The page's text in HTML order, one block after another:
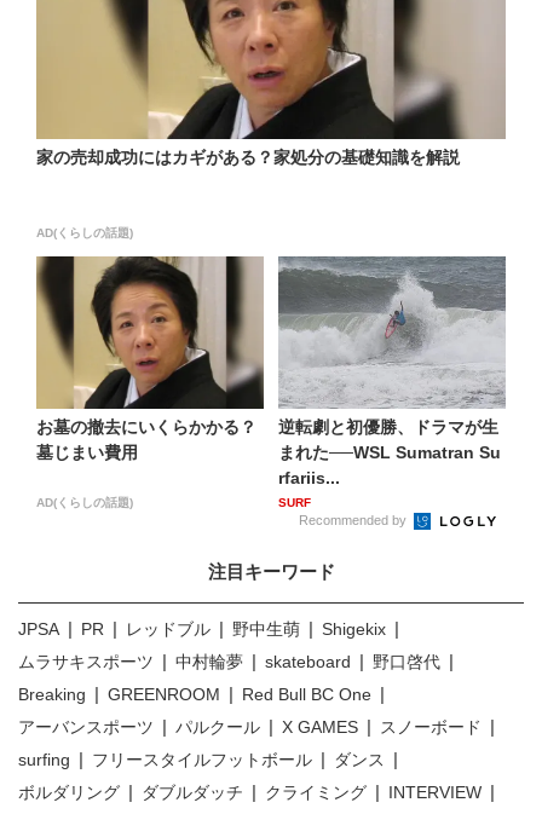
家の売却成功にはカギがある？家処分の基礎知識を解説
AD(くらしの話題)
お墓の撤去にいくらかかる？
墓じまい費用
AD(くらしの話題)
逆転劇と初優勝、ドラマが生
まれた──WSL Sumatran Su
rfariis...
SURF
Recommended by
注目キーワード
JPSA PR レッドブル 野中生萌
Shigekix
ムラサキスポーツ
中村輪夢 skateboard
野口啓代
Breaking
GREENROOM
Red Bull BC One
アーバンスポーツ
パルクール X GAMES
スノーボード
surfing
フリースタイルフットボール
ダンス
ボルダリング
ダブルダッチ クライミング
INTERVIEW